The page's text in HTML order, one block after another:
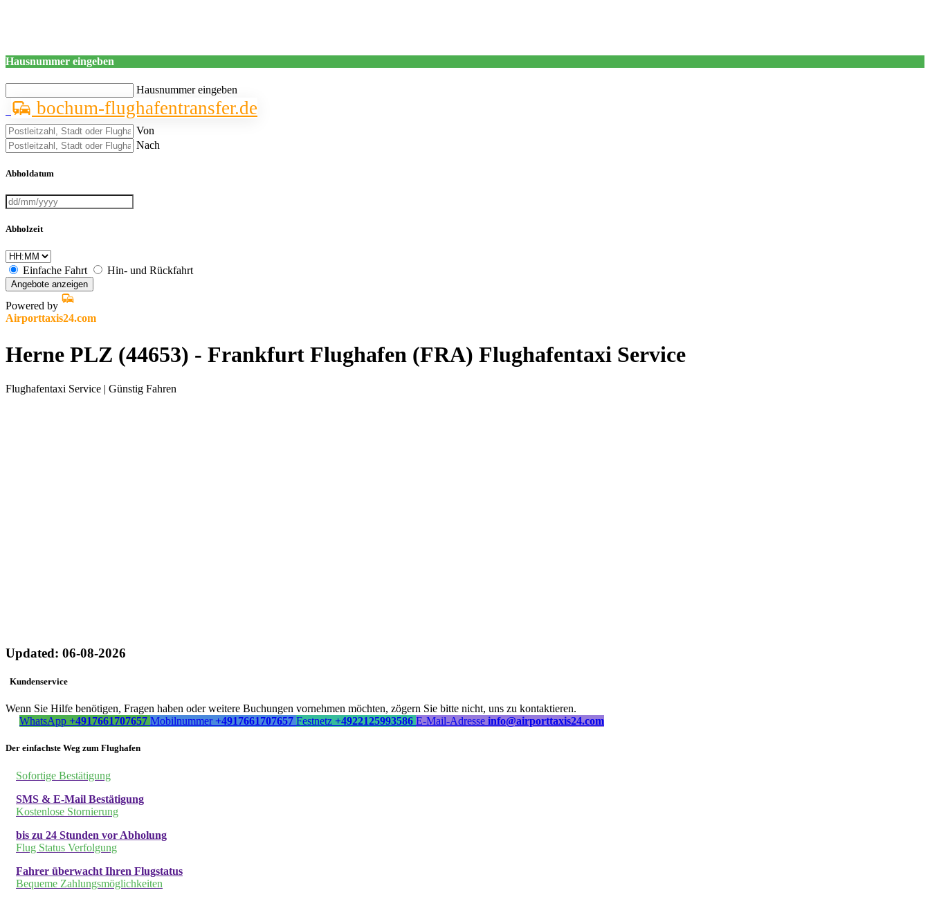
Hausnummer eingeben
Hausnummer eingeben
bochum-flughafentransfer.de
Von
Nach
Abholdatum
Abholzeit
Einfache Fahrt Hin- und Rückfahrt
Angebote anzeigen
Powered by
Airporttaxis24.com
Herne PLZ (44653) - Frankfurt Flughafen (FRA) Flughafentaxi Service
Flughafentaxi Service | Günstig Fahren
Updated: 06-08-2026
Kundenservice
Wenn Sie Hilfe benötigen, Fragen haben oder weitere Buchungen vornehmen möchten, zögern Sie bitte nicht, uns zu kontaktieren.
WhatsApp +4917661707657 Mobilnummer +4917661707657 Festnetz +4922125993586 E-Mail-Adresse info@airporttaxis24.com
Der einfachste Weg zum Flughafen
Sofortige Bestätigung
SMS & E-Mail Bestätigung
Kostenlose Stornierung
bis zu 24 Stunden vor Abholung
Flug Status Verfolgung
Fahrer überwacht Ihren Flugstatus
Bequeme Zahlungsmöglichkeiten